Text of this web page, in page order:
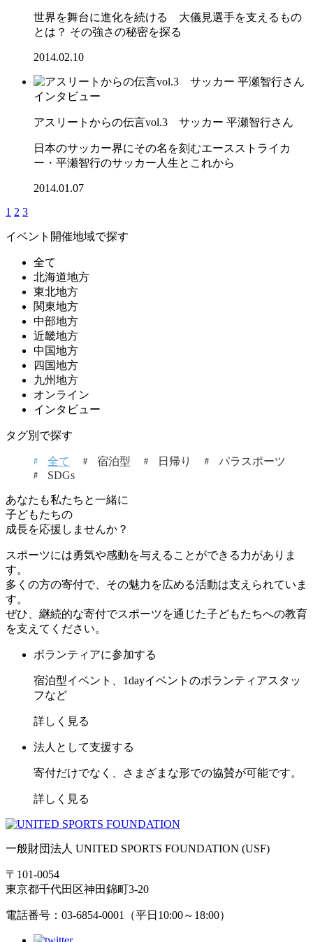
世界を舞台に進化を続ける 大儀見選手を支えるもの
とは？ その強さの秘密を探る
2014.02.10
インタビュー
アスリートからの伝言vol.3 サッカー 平瀬智行さん
日本のサッカー界にその名を刻むエースストライカ
ー・平瀬智行のサッカー人生とこれから
2014.01.07
1 2 3
イベント開催地域で探す
全て
北海道地方
東北地方
関東地方
中部地方
近畿地方
中国地方
四国地方
九州地方
オンライン
インタビュー
タグ別で探す
全て 宿泊型 日帰り
パラスポーツ
SDGs
あなたも私たちと一緒に
子どもたちの
成長を応援しませんか？
スポーツには勇気や感動を与えることができる力がありま
す。
多くの方の寄付で、その魅力を広める活動は支えられていま
す。
ぜひ、継続的な寄付でスポーツを通じた子どもたちへの教育
を支えてください。
ボランティアに参加する
宿泊型イベント、1dayイベントのボランティアスタッ
フなど
詳しく見る
法人として支援する
寄付だけでなく、さまざまな形での協賛が可能です。
詳しく見る
一般財団法人 UNITED SPORTS FOUNDATION (USF)
〒101-0054
東京都千代田区神田錦町3-20
電話番号：03-6854-0001（平日10:00～18:00）